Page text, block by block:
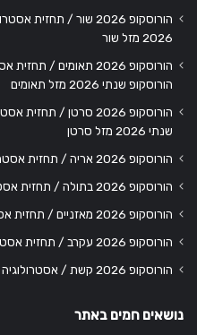
הורוסקופ 2026 שור /
2026 מזל שור
הורוסקופ 2026 תאומים
הורוסקופ שנתי 2026 מזל תאומים
הורוסקופ 2026 סרטן /
שנתי 2026 מזל סרטן
הורוסקופ 2026 אריה / תחזית אסטרולוגיה שנתית מזל אריה
הורוסקופ 2026 בתולה / תחזית אסטרולוגיה שנתית מזל בתולה
הורוסקופ 2026 מאזניים / תחזית אסטרולוגיה שנתית מזל מאזניים
הורוסקופ 2026 עקרב / תחזית אסטרולוגיה שנתית מזל עקרב
הורוסקופ 2026 קשת / אסטרולוגיה שנתית למזל קשת
נושאים חמים באתר